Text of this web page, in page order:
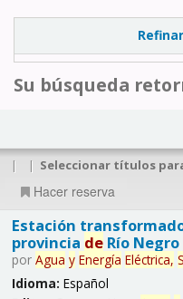
Su búsqueda
| | Seleccionar títulos
Hacer reserva
Estación
provincia deRío Negro
por Agua y Energía Eléctrica,
Idioma: Español